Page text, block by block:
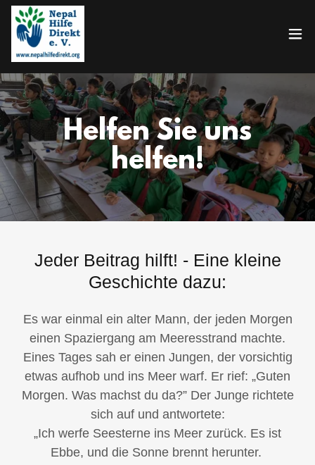
Helfen Sie uns
helfen!
Jeder Beitrag hilft! - Eine kleine
Geschichte dazu:
Es war einmal ein alter Mann, der jeden Morgen
einen Spaziergang am Meeresstrand machte.
Eines Tages sah er einen Jungen, der vorsichtig
etwas aufhob und ins Meer warf. Er rief: „Guten
Morgen. Was machst du da?” Der Junge richtete
sich auf und antwortete:
„Ich werfe Seesterne ins Meer zurück. Es ist
Ebbe, und die Sonne brennt herunter.